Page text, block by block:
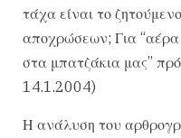
τάχα είναι το
αποχρώσεων; Για
στα μπατζάκια μας”
14.1.2004)
Η ανάλυση του